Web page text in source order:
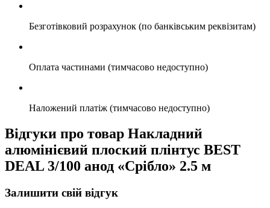
Безготівковий розрахунок (по банківським реквізитам)
Оплата частинами (тимчасово недоступно)
Наложений платіж (тимчасово недоступно)
Відгуки про товар Накладний
алюмінієвий плоский плінтус BEST
DEAL 3/100 анод «Срібло» 2.5 м
Залишити свій відгук